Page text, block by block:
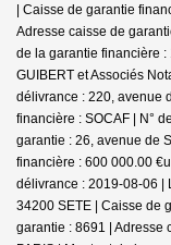
| Caisse de garantie
Adresse caisse de
de la garantie financière :
GUIBERT et Associés
délivrance : 220, avenue
financière : SOCAF | N°
garantie : 26, avenue de
financière : 600 000.00
délivrance : 2019-08-06 |
34200 SETE | Caisse de
garantie : 8691 | Adresse